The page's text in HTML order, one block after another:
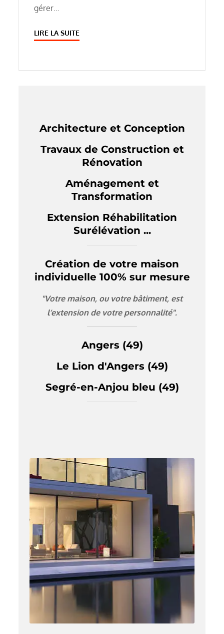
gérer…
LIRE LA SUITE
Architecture et Conception
Travaux de Construction et
Rénovation
Aménagement et
Transformation
Extension Réhabilitation
Surélévation ...
Création de votre maison
individuelle 100% sur mesure
"Votre maison, ou votre bâtiment, est
l’extension de votre personnalité".
Angers (49)
Le Lion d'Angers (49)
Segré-en-Anjou bleu (49)